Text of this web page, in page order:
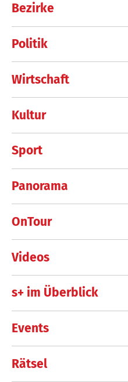
Bezirke
Politik
Wirtschaft
Kultur
Sport
Panorama
OnTour
Videos
s+ im Überblick
Events
Rätsel